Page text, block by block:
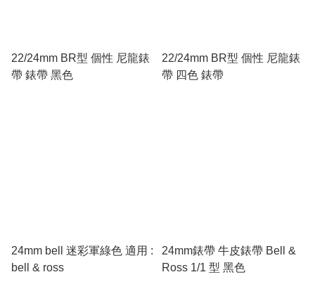
22/24mm BR型 個性 尼龍錶
帶 錶帶 黑色
22/24mm BR型 個性 尼龍錶
帶 四色 錶帶
24mm bell 迷彩軍綠色 適用 :
bell & ross
24mm錶帶 牛皮錶帶 Bell &
Ross 1/1 型 黑色